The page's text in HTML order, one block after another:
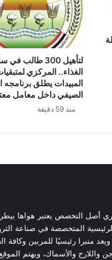
لتأهيل 300 طالب
الغذاء.. المركزي
المبيدات يطلق برنامجه
الصيفي داخل معامل
منذ 59 دقيقة
أصل التخصص يعتبر هواها
المتخصصة في صناعة
ويعد منبرا رئيسيًا للمربين وكافة
واللارج والأسماك، ويهتم